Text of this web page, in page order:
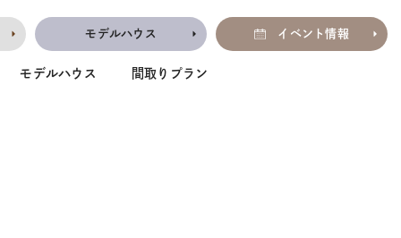
モデルハウス イベント情報
モデルハウス 間取りプラン